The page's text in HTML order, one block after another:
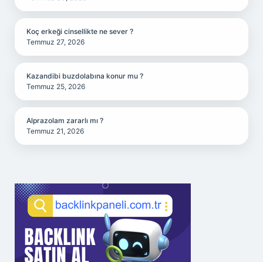
Koç erkeği cinsellikte ne sever ?
Temmuz 27, 2026
Kazandibi buzdolabına konur mu ?
Temmuz 25, 2026
Alprazolam zararlı mı ?
Temmuz 21, 2026